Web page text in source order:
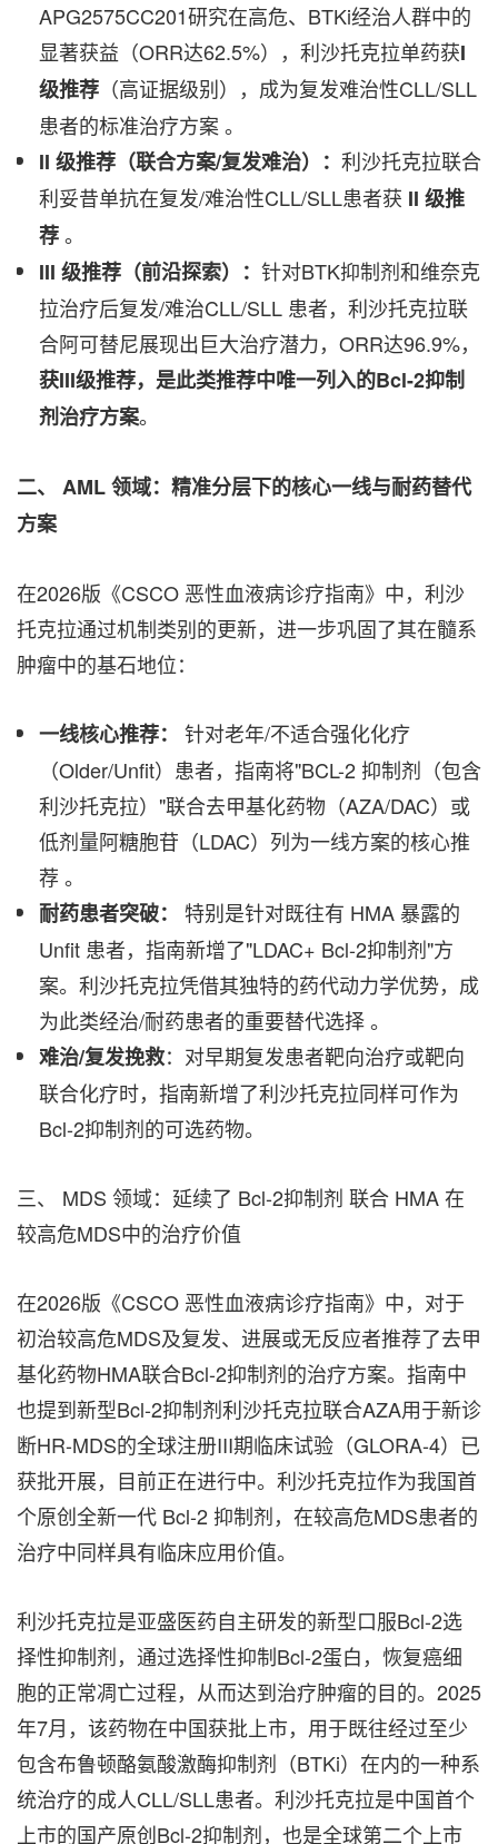
APG2575CC201研究在高危、BTKi经治人群中的
显著获益（ORR达62.5%），利沙托克拉单药获I
级推荐 （高证据级别），成为复发难治性CLL/SLL
患者的标准治疗方案 。
II 级推荐（联合方案/复发难治）： 利沙托克拉联合
利妥昔单抗在复发/难治性CLL/SLL患者获 II 级推
荐。
III 级推荐（前沿探索）： 针对BTK抑制剂和维奈克
拉治疗后复发/难治CLL/SLL 患者，利沙托克拉联
合阿可替尼展现出巨大治疗潜力，ORR达96.9%，
获III级推荐，是此类推荐中唯一列入的Bcl-2抑制
剂治疗方案。
二、 AML领域：精准分层下的核心一线与耐药替代
方案
在2026版《CSCO 恶性血液病诊疗指南》中，利沙
托克拉通过机制类别的更新，进一步巩固了其在髓系
肿瘤中的基石地位：
一线核心推荐：
针对老年/不适合强化化疗
（Older/Unfit）患者，指南将"BCL-2 抑制剂（包含
利沙托克拉）"联合去甲基化药物（AZA/DAC）或
低剂量阿糖胞苷（LDAC）列为一线方案的核心推
荐 。
耐药患者突破：
特别是针对既往有 HMA 暴露的
Unfit 患者，指南新增了"LDAC+ Bcl-2抑制剂"方
案。利沙托克拉凭借其独特的药代动力学优势，成
为此类经治/耐药患者的重要替代选择 。
难治/复发挽救：对早期复发患者靶向治疗或靶向
联合化疗时，指南新增了利沙托克拉同样可作为
Bcl-2抑制剂的可选药物。
三、 MDS 领域：延续了 Bcl-2抑制剂 联合 HMA 在
较高危MDS中的治疗价值
在2026版《CSCO 恶性血液病诊疗指南》中，对于
初治较高危MDS及复发、进展或无反应者推荐了去甲
基化药物HMA联合Bcl-2抑制剂的治疗方案。指南中
也提到新型Bcl-2抑制剂利沙托克拉联合AZA用于新诊
断HR-MDS的全球注册III期临床试验（GLORA-4）已
获批开展，目前正在进行中。利沙托克拉作为我国首
个原创全新一代 Bcl-2 抑制剂，在较高危MDS患者的
治疗中同样具有临床应用价值。
利沙托克拉是亚盛医药自主研发的新型口服Bcl-2选
择性抑制剂，通过选择性抑制Bcl-2蛋白，恢复癌细
胞的正常凋亡过程，从而达到治疗肿瘤的目的。2025
年7月，该药物在中国获批上市，用于既往经过至少
包含布鲁顿酪氨酸激酶抑制剂（BTKi）在内的一种系
统治疗的成人CLL/SLL患者。利沙托克拉是中国首个
上市的国产原创Bcl-2抑制剂，也是全球第二个上市